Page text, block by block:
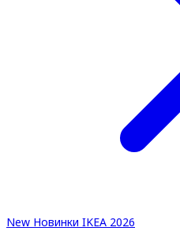
New Новинки IKEA 2026